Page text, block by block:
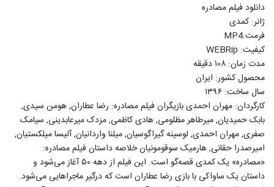
دانلود فیلم مصادره
ژانر: کمدی
فرمت:MP4
کیفیت: WEBRip
مدت زمان: ۱۰۸ دقیقه
محصول کشور: ایران
سال ساخت: ۱۳۹۶
کارگردان: مهران احمدی بازیگران فیلم مصادره: رضا عطاران, هومن سیدی,
بابک حمیدیان, میرطاهر مظلومی, هادی کاظمی, مزدک میرعابدینی, سیامک
صفری, مهران احمدی, لوسینه گیراگوسیان, میلنا واردانیان, آلیسا میلکستیان,
امیرصدرا حقانی, هارمیک سوقومونیان خلاصه داستان فیلم مصادره:
«مصادره» یک کمدی قصه‌گو است. این فیلم از دهه ۵۰ آغاز می‌شود و
داستان یک ساواکی با بازی رضا عطاران است که درگیر ماجراهایی می‌شود.